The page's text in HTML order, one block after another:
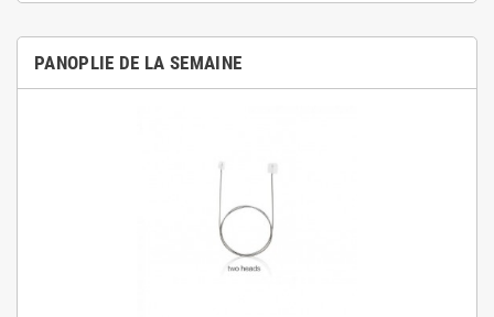
PANOPLIE DE LA SEMAINE